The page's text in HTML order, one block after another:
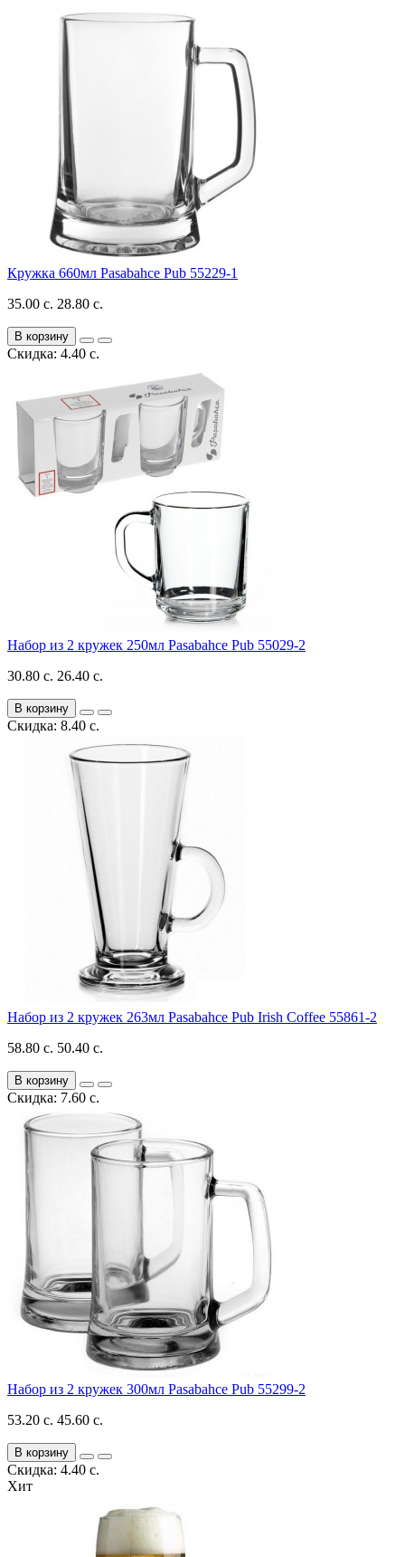
Кружка 660мл Pasabahce Pub 55229-1
35.00 с. 28.80 с.
В корзину
Скидка: 4.40 с.
Набор из 2 кружек 250мл Pasabahce Pub 55029-2
30.80 с. 26.40 с.
В корзину
Скидка: 8.40 с.
Набор из 2 кружек 263мл Pasabahce Pub Irish Coffee 55861-2
58.80 с. 50.40 с.
В корзину
Скидка: 7.60 с.
Набор из 2 кружек 300мл Pasabahce Pub 55299-2
53.20 с. 45.60 с.
В корзину
Скидка: 4.40 с.
Хит